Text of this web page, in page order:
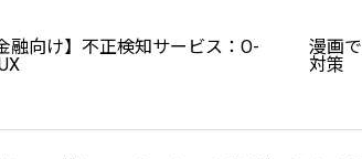
融向け】不正検知サービス：O-
漫画
対策